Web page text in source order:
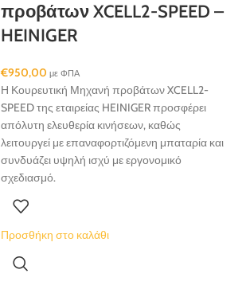
προβάτων XCELL2-SPEED –
HEINIGER
€950,00 με ΦΠΑ
Η Κουρευτική Μηχανή προβάτων XCELL2-
SPEED της εταιρείας HEINIGER προσφέρει
απόλυτη ελευθερία κινήσεων, καθώς
λειτουργεί με επαναφορτιζόμενη μπαταρία και
συνδυάζει υψηλή ισχύ με εργονομικό
σχεδιασμό.
Προσθήκη στο καλάθι